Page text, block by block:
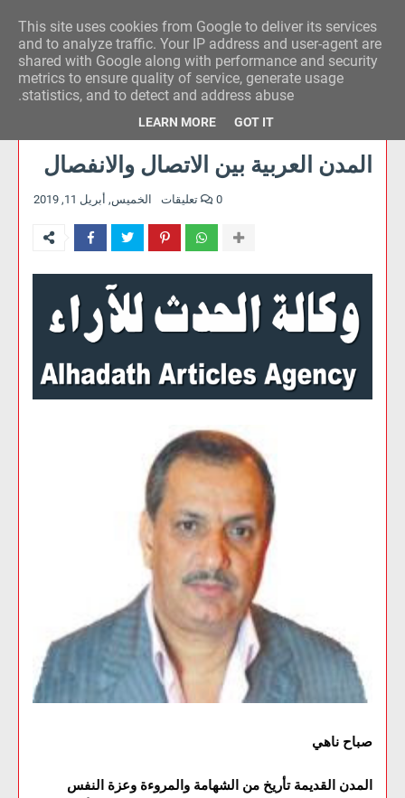
وكالة الحدث للآراء
المدن العربية بين الاتصال والانفصال
الخميس, أبريل 11, 2019 0 تعليقات
صباح ناهي
المدن القديمة تأريخ من الشهامة والمروءة وعزة النفس
This site uses cookies from Google to deliver its services
and to analyze traffic. Your IP address and user-agent are
shared with Google along with performance and security
metrics to ensure quality of service, generate usage
statistics, and to detect and address abuse.
LEARN MORE GOT IT